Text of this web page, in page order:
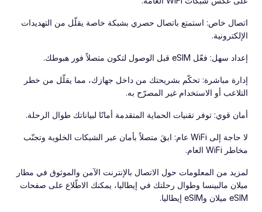
اتصال خاص: استمتع باتصال حصري بشبكة خاصة يقلّل من التهديدات
الإلكترونية.
إعداد سهل: فعّل eSIM قبل الوصول لتكون متصلاً فور هبوطك.
إدارة مباشرة: تحكّم بشريحتك من داخل جهازك، مما يقلّل من خطر
التلاعب أو الاستخدام غير المصرّح به.
أمان قوي: توفر تقنيات الحماية المتقدمة أمانًا لبياناتك طوال الرحلة.
لا حاجة إلى WiFi عام: ابقَ متصلاً بأمان عبر الشبكات الخلوية وتجنّب
مخاطر WiFi العام.
لمزيد من المعلومات حول الاتصال بالإنترنت الآمن والموثوق في مطار
ميلان مالبينسا وطوال رحلتك في إيطاليا، يمكنك الاطّلاع على صفحات
eSIM ميلان وeSIM إيطاليا.